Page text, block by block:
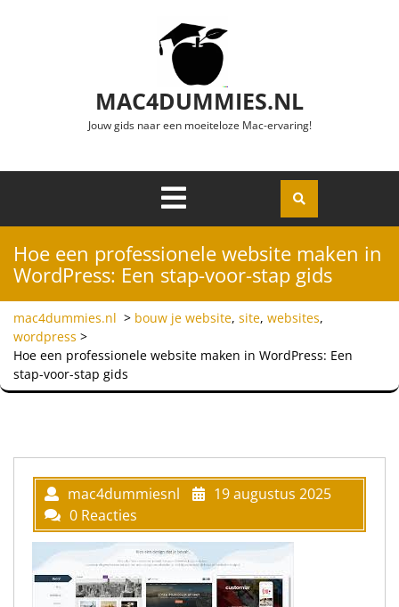
MAC4DUMMIES.NL
Jouw gids naar een moeiteloze Mac-ervaring!
Openen
Hoe een professionele website maken in
WordPress: Een stap-voor-stap gids
mac4dummies.nl > bouw je website, site, websites,
wordpress >
Hoe een professionele website maken in WordPress: Een
stap-voor-stap gids
mac4dummiesnl
19 augustus 2025
0 Reacties